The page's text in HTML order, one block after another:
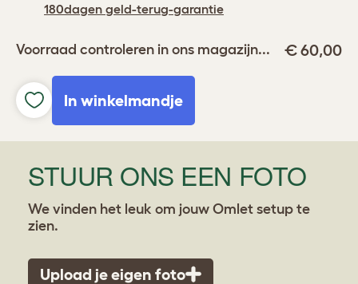
180dagen geld-terug-garantie
Voorraad controleren in ons magazijn... € 60,00
In winkelmandje
STUUR ONS EEN FOTO
We vinden het leuk om jouw Omlet setup te
zien.
Upload je eigen foto